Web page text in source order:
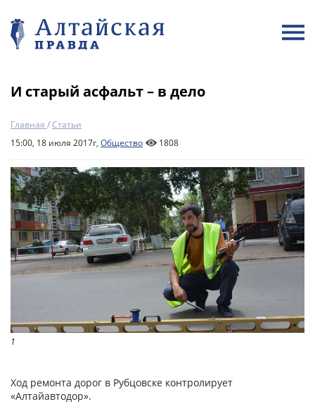
И старый асфальт – в дело
Главная /Статьи
15:00, 18 июля 2017г, Общество 1808
1
Ход ремонта дорог в Рубцовске контролирует
«Алтайавтодор».